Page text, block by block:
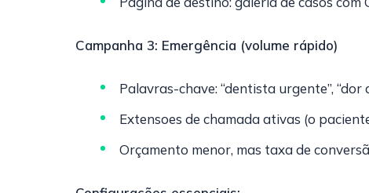
Campanha 3: Emergência (volume rápido)
Palavras-chave: “dentista urgente”,
Extensoes de chamada ativas (o
Orçamento menor, mas taxa de